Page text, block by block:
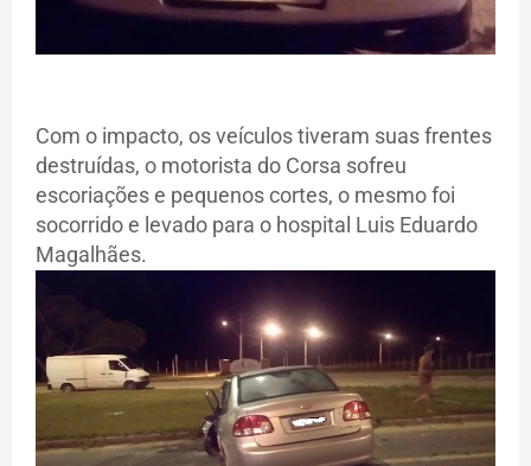
Com o impacto, os veículos tiveram suas frentes
destruídas, o motorista do Corsa sofreu
escoriações e pequenos cortes, o mesmo foi
socorrido e levado para o hospital Luis Eduardo
Magalhães.